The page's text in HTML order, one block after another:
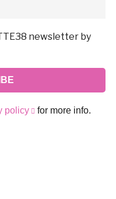
newsletter by
policy for more info.